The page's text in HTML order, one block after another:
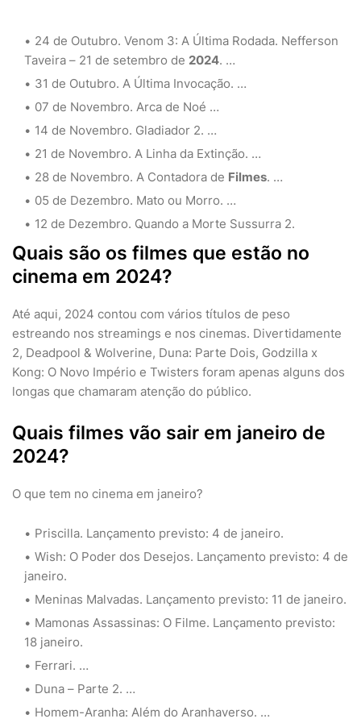
24 de Outubro. Venom 3: A Última Rodada. Nefferson
Taveira – 21 de setembro de 2024. …
31 de Outubro. A Última Invocação. …
07 de Novembro. Arca de Noé …
14 de Novembro. Gladiador 2. …
21 de Novembro. A Linha da Extinção. …
28 de Novembro. A Contadora de Filmes. …
05 de Dezembro. Mato ou Morro. …
12 de Dezembro. Quando a Morte Sussurra 2.
Quais são os filmes que estão no
cinema em 2024?
Até aqui, 2024 contou com vários títulos de peso
estreando nos streamings e nos cinemas. Divertidamente
2, Deadpool & Wolverine, Duna: Parte Dois, Godzilla x
Kong: O Novo Império e Twisters foram apenas alguns dos
longas que chamaram atenção do público.
Quais filmes vão sair em janeiro de
2024?
O que tem no cinema em janeiro?
Priscilla. Lançamento previsto: 4 de janeiro.
Wish: O Poder dos Desejos. Lançamento previsto: 4 de
janeiro.
Meninas Malvadas. Lançamento previsto: 11 de janeiro.
Mamonas Assassinas: O Filme. Lançamento previsto:
18 janeiro.
Ferrari. …
Duna – Parte 2. …
Homem-Aranha: Além do Aranhaverso. …